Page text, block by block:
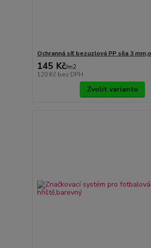
Ochranná síť bezuzlová PP síla 3
145 Kč/m2
120 Kč bez DPH
Zvolit variantu